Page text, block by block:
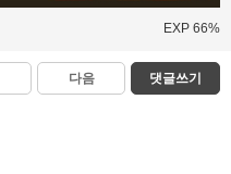
EXP 66%
다음 댓글쓰기